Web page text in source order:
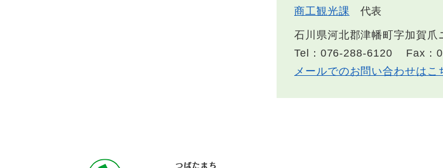
商工観光課 代表
石川県河北郡津幡町字加賀
Tel：076-288-6120
Fax：
メールでのお問い合わせはこ